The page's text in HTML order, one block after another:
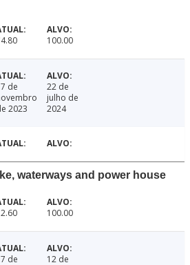
100.00
de
2023
22 de
julho de
2024
waterways and power house
100.00
de
12 de